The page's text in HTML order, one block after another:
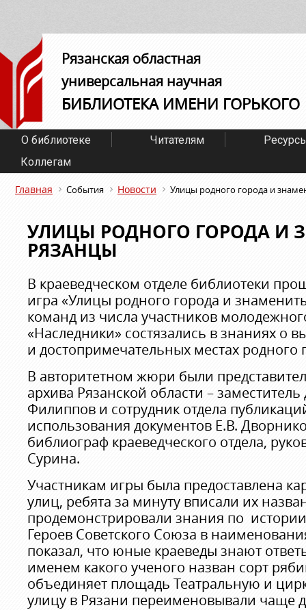
Рязанская областная
универсальная научная
БИБЛИОТЕКА ИМЕНИ ГОРЬКОГО
О библиотеке Читателям
Коллегам
Главная События Новости Улицы родного города и
УЛИЦЫ РОДНОГО ГОРОДА И
РЯЗАНЦЫ
В краеведческом отделе библиотеки
игра «Улицы родного города и
команд из числа участников
«Наследники» состязались в знаниях о
и достопримечательных местах родного
В авторитетном жюри были
архива Рязанской области –
Филиппов и сотрудник отдела
использования документов Е.В.
библиограф краеведческого отдела,
Сурина.
Участникам игры была предоставлена
улиц, ребята за минуту вписали их
продемонстрировали знания по
Героев Советского Союза в
показал, что юные краеведы знают
именем какого ученого назван сорт
объединяет площадь Театральную и
улицу в Рязани переименовывали чаще